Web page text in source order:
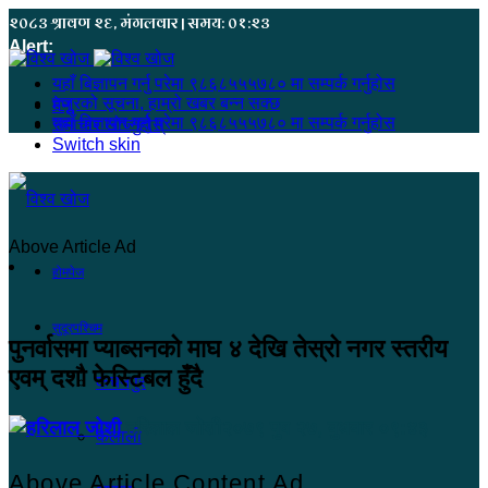
२०८३ श्रावण २६, मंगलवार | समय: ०१:२३
Alert:
यहाँ बिज्ञापन गर्नु परेमा ९८६८५५५७८० मा सम्पर्क गर्नुहोस
हजुरको सूचना, हाम्रो खबर बन्न सक्छ
यहाँ बिज्ञापन गर्नु परेमा ९८६८५५५७८० मा सम्पर्क गर्नुहोस
मेनू
समाचार खोज्नुहोस्
Switch skin
होमपेज
सुदूरपश्चिम
कंचनपुर
कैलाली
Above Article Ad
पुनर्वासमा प्याब्सनको माघ ४ देखि तेस्रो नगर स्तरीय
एवम् दशौ फेस्टिबल हुँदै
हरिलाल जोशी